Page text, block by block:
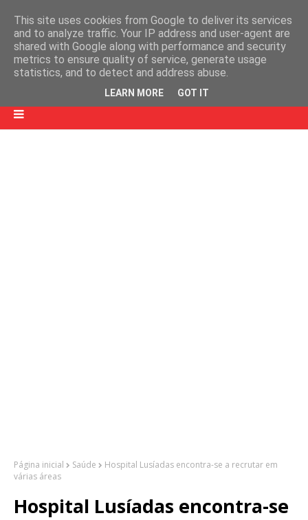
Página inicial Saúde
Hospital Lusíadas encontra-se a recrutar em
várias áreas
Hospital Lusíadas encontra-se
This site uses cookies from Google to deliver its services
and to analyze traffic. Your IP address and user-agent are
shared with Google along with performance and security
metrics to ensure quality of service, generate usage
statistics, and to detect and address abuse.
LEARN MORE GOT IT